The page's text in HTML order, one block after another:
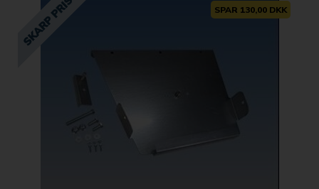
SPAR 130,00 DKK